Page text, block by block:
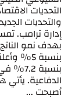
التحديات
والتحديات
إدارة ترامب.
بهدف نمو
بنسبة 5%
بنسبة
الدفاعية.
أصبحت ...